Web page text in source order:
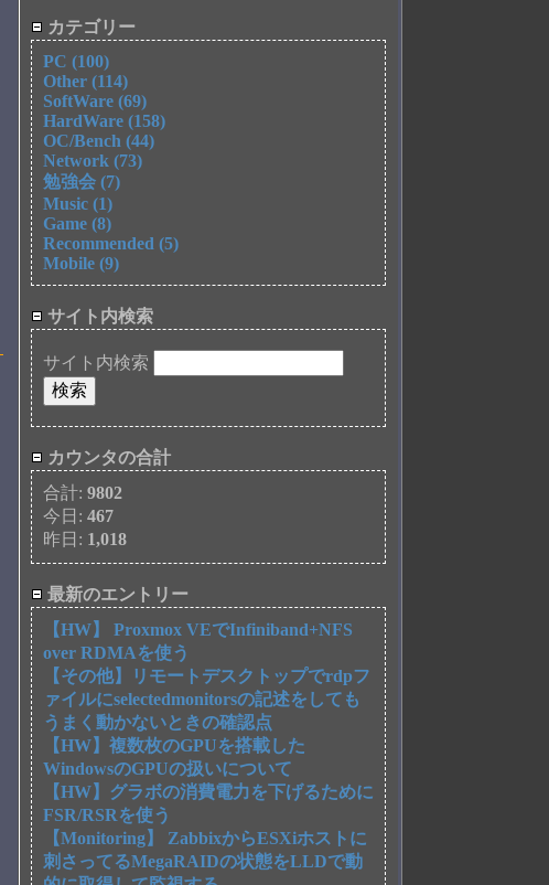
カテゴリー
PC (100)
Other (114)
SoftWare (69)
HardWare (158)
OC/Bench (44)
Network (73)
勉強会 (7)
Music (1)
Game (8)
Recommended (5)
Mobile (9)
サイト内検索
サイト内検索
カウンタの合計
合計:9802
今日:467
昨日: 1,018
最新のエントリー
【HW】 Proxmox VEでInfiniband+NFS
over RDMAを使う
【その他】リモートデスクトップでrdpフ
ァイルにselectedmonitorsの記述をしても
うまく動かないときの確認点
【HW】複数枚のGPUを搭載した
WindowsのGPUの扱いについて
【HW】グラボの消費電力を下げるために
FSR/RSRを使う
【Monitoring】 ZabbixからESXiホストに
刺さってるMegaRAIDの状態をLLDで動